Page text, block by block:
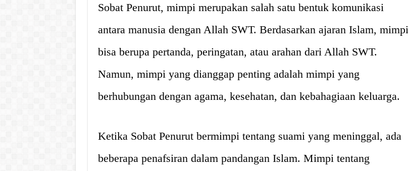
Sobat Penurut, mimpi merupakan salah satu bentuk komunikasi
antara manusia dengan Allah SWT. Berdasarkan ajaran Islam, mimpi
bisa berupa pertanda, peringatan, atau arahan dari Allah SWT.
Namun, mimpi yang dianggap penting adalah mimpi yang
berhubungan dengan agama, kesehatan, dan kebahagiaan keluarga.
Ketika Sobat Penurut bermimpi tentang suami yang meninggal, ada
beberapa penafsiran dalam pandangan Islam. Mimpi tentang